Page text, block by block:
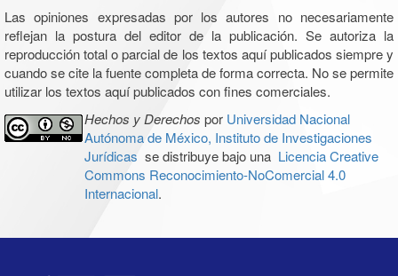
Las opiniones expresadas por los autores no necesariamente
reflejan la postura del editor de la publicación. Se autoriza la
reproducción total o parcial de los textos aquí publicados siempre y
cuando se cite la fuente completa de forma correcta. No se permite
utilizar los textos aquí publicados con fines comerciales.
Hechos y Derechos por Universidad Nacional
Autónoma de México, Instituto de Investigaciones
Jurídicas se distribuye bajo una Licencia Creative
Commons Reconocimiento-NoComercial 4.0
Internacional.